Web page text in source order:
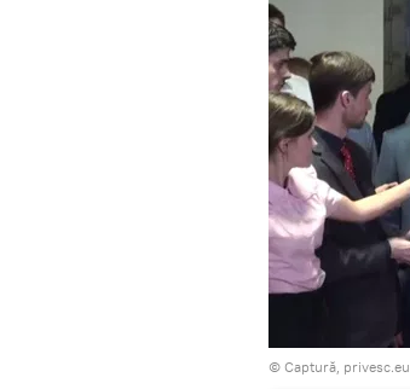
© Captură, privesc.eu